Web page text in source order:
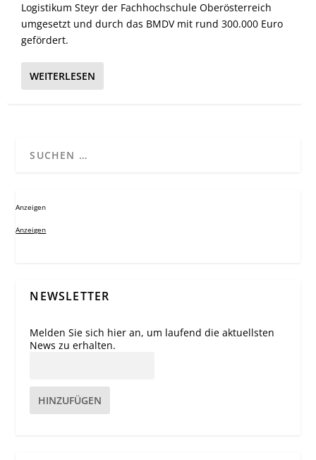
Logistikum Steyr der Fachhochschule Oberösterreich
umgesetzt und durch das BMDV mit rund 300.000 Euro
gefördert.
WEITERLESEN
Anzeigen
Anzeigen
NEWSLETTER
Melden Sie sich hier an, um laufend die aktuellsten
News zu erhalten.
HINZUFÜGEN